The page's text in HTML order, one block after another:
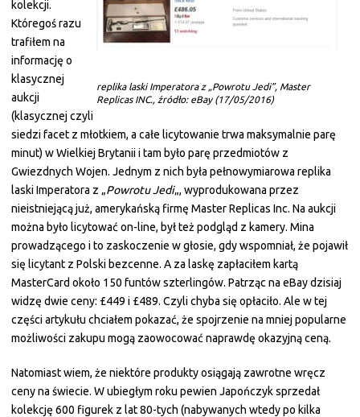
replika laski Imperatora z „Powrotu Jedi”, Master
Replicas INC., źródło: eBay (17/05/2016)
kolekcji.
Któregoś razu
trafiłem na
informację o
klasycznej
aukcji
(klasycznej czyli
siedzi facet z młotkiem, a całe licytowanie trwa maksymalnie parę
minut) w Wielkiej Brytanii i tam było parę przedmiotów z
Gwiezdnych Wojen. Jednym z nich była pełnowymiarowa replika
laski Imperatora z „Powrotu Jedi„, wyprodukowana przez
nieistniejącą już, amerykańską firmę Master Replicas Inc. Na aukcji
można było licytować on-line, był też podgląd z kamery. Mina
prowadzącego i to zaskoczenie w głosie, gdy wspomniał, że pojawił
się licytant z Polski bezcenne. A za laskę zapłaciłem kartą
MasterCard około 150 funtów szterlingów. Patrząc na eBay dzisiaj
widzę dwie ceny: £449 i £489. Czyli chyba się opłaciło. Ale w tej
części artykułu chciałem pokazać, że spojrzenie na mniej popularne
możliwości zakupu mogą zaowocować naprawdę okazyjną ceną.
Natomiast wiem, że niektóre produkty osiągają zawrotne wręcz
ceny na świecie. W ubiegłym roku pewien Japończyk sprzedał
kolekcję 600 figurek z lat 80-tych (nabywanych wtedy po kilka